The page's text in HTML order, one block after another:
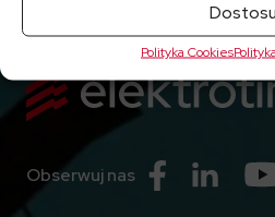
Polityka Cookies
Obserwuj nas Przejdź do